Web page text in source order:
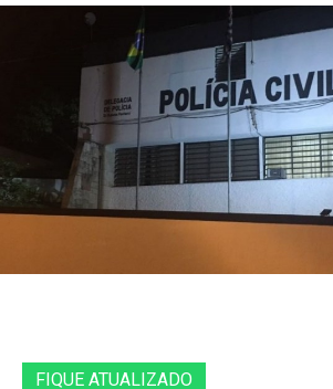
FIQUE ATUALIZADO